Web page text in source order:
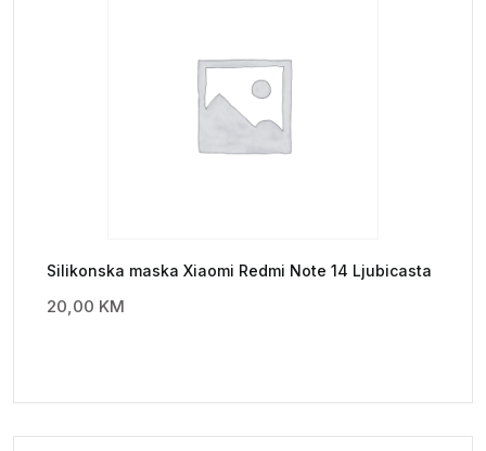
Silikonska maska Xiaomi Redmi Note 14 Ljubicasta
20,00 KM